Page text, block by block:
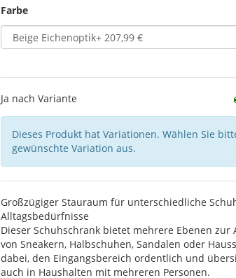
Farbe
Ja nach Variante
Dieses Produkt hat Variationen. Wählen Sie
gewünschte Variation aus.
Großzügiger Stauraum für unterschiedliche
Alltagsbedürfnisse
Dieser Schuhschrank bietet mehrere Ebenen zur
von Sneakern, Halbschuhen, Sandalen oder
dabei, den Eingangsbereich ordentlich und
auch in Haushalten mit mehreren Personen.